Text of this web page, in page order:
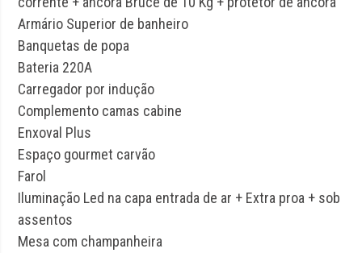
Armário Superior de banheiro
Banquetas de popa
Bateria 220A
Carregador por indução
Complemento camas cabine
Enxoval Plus
Espaço gourmet carvão
Farol
Iluminação Led na capa entrada de ar + Extra proa + sob
assentos
Mesa com champanheira